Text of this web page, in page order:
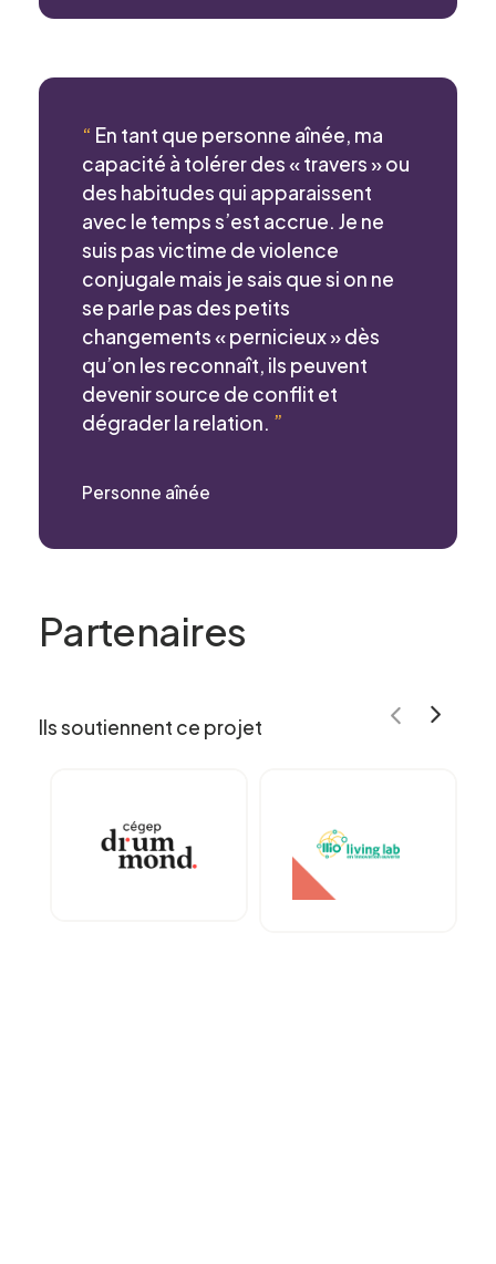
“ En tant que personne aînée, ma
capacité à tolérer des « travers » ou
des habitudes qui apparaissent
avec le temps s’est accrue. Je ne
suis pas victime de violence
conjugale mais je sais que si on ne
se parle pas des petits
changements « pernicieux » dès
qu’on les reconnaît, ils peuvent
devenir source de conflit et
dégrader la relation. ”
Personne aînée
Partenaires
Ils soutiennent ce projet